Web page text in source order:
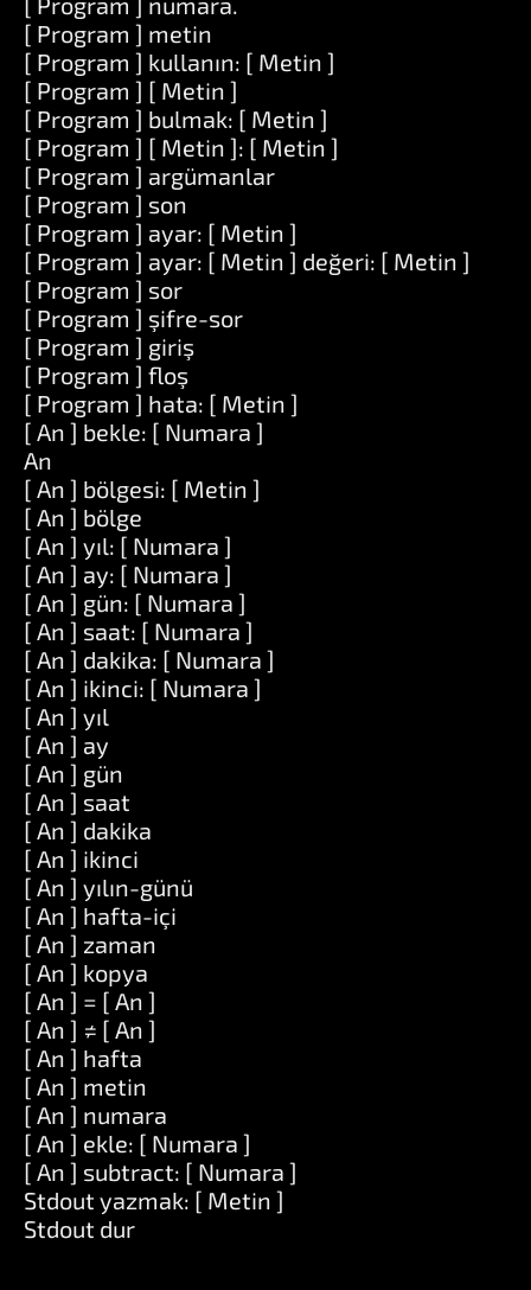
[ Program ] metin
[ Program ] kullanın: [ Metin ]
[ Program ] [ Metin ]
[ Program ] bulmak: [ Metin ]
[ Program ] [ Metin ]: [ Metin ]
[ Program ] argümanlar
[ Program ] son
[ Program ] ayar: [ Metin ]
[ Program ] ayar: [ Metin ] değeri: [ Metin ]
[ Program ] sor
[ Program ] şifre-sor
[ Program ] giriş
[ Program ] floş
[ Program ] hata: [ Metin ]
[ An ] bekle: [ Numara ]
An
[ An ] bölgesi: [ Metin ]
[ An ] bölge
[ An ] yıl: [ Numara ]
[ An ] ay: [ Numara ]
[ An ] gün: [ Numara ]
[ An ] saat: [ Numara ]
[ An ] dakika: [ Numara ]
[ An ] ikinci: [ Numara ]
[ An ] yıl
[ An ] ay
[ An ] gün
[ An ] saat
[ An ] dakika
[ An ] ikinci
[ An ] yılın-günü
[ An ] hafta-içi
[ An ] zaman
[ An ] kopya
[ An ] = [ An ]
[ An ] ≠ [ An ]
[ An ] hafta
[ An ] metin
[ An ] numara
[ An ] ekle: [ Numara ]
[ An ] subtract: [ Numara ]
Stdout yazmak: [ Metin ]
Stdout dur